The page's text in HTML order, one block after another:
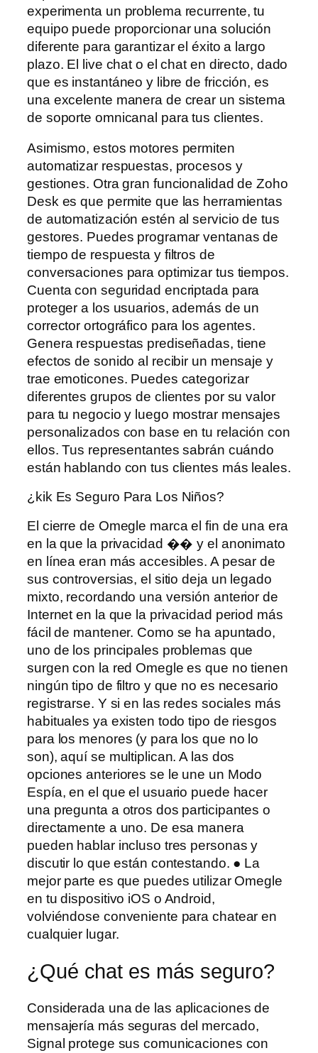
experimenta un problema recurrente, tu
equipo puede proporcionar una solución
diferente para garantizar el éxito a largo
plazo. El live chat o el chat en directo, dado
que es instantáneo y libre de fricción, es
una excelente manera de crear un sistema
de soporte omnicanal para tus clientes.
Asimismo, estos motores permiten
automatizar respuestas, procesos y
gestiones. Otra gran funcionalidad de Zoho
Desk es que permite que las herramientas
de automatización estén al servicio de tus
gestores. Puedes programar ventanas de
tiempo de respuesta y filtros de
conversaciones para optimizar tus tiempos.
Cuenta con seguridad encriptada para
proteger a los usuarios, además de un
corrector ortográfico para los agentes.
Genera respuestas prediseñadas, tiene
efectos de sonido al recibir un mensaje y
trae emoticones. Puedes categorizar
diferentes grupos de clientes por su valor
para tu negocio y luego mostrar mensajes
personalizados con base ​​en tu relación con
ellos. Tus representantes sabrán cuándo
están hablando con tus clientes más leales.
¿kik Es Seguro Para Los Niños?
El cierre de Omegle marca el fin de una era
en la que la privacidad �� y el anonimato
en línea eran más accesibles. A pesar de
sus controversias, el sitio deja un legado
mixto, recordando una versión anterior de
Internet en la que la privacidad period más
fácil de mantener. Como se ha apuntado,
uno de los principales problemas que
surgen con la red Omegle es que no tienen
ningún tipo de filtro y que no es necesario
registrarse. Y si en las redes sociales más
habituales ya existen todo tipo de riesgos
para los menores (y para los que no lo
son), aquí se multiplican. A las dos
opciones anteriores se le une un Modo
Espía, en el que el usuario puede hacer
una pregunta a otros dos participantes o
directamente a uno. De esa manera
pueden hablar incluso tres personas y
discutir lo que están contestando. ● La
mejor parte es que puedes utilizar Omegle
en tu dispositivo iOS o Android,
volviéndose conveniente para chatear en
cualquier lugar.
¿Qué chat es más seguro?
Considerada una de las aplicaciones de
mensajería más seguras del mercado,
Signal protege sus comunicaciones con